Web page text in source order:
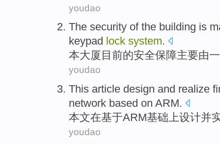
youdao
The security of the building is
keypad lock system.
本大厦 目前的安全保障主要由
youdao
This article design and realize
network based on ARM.
本文在基于ARM基础上设计并
youdao